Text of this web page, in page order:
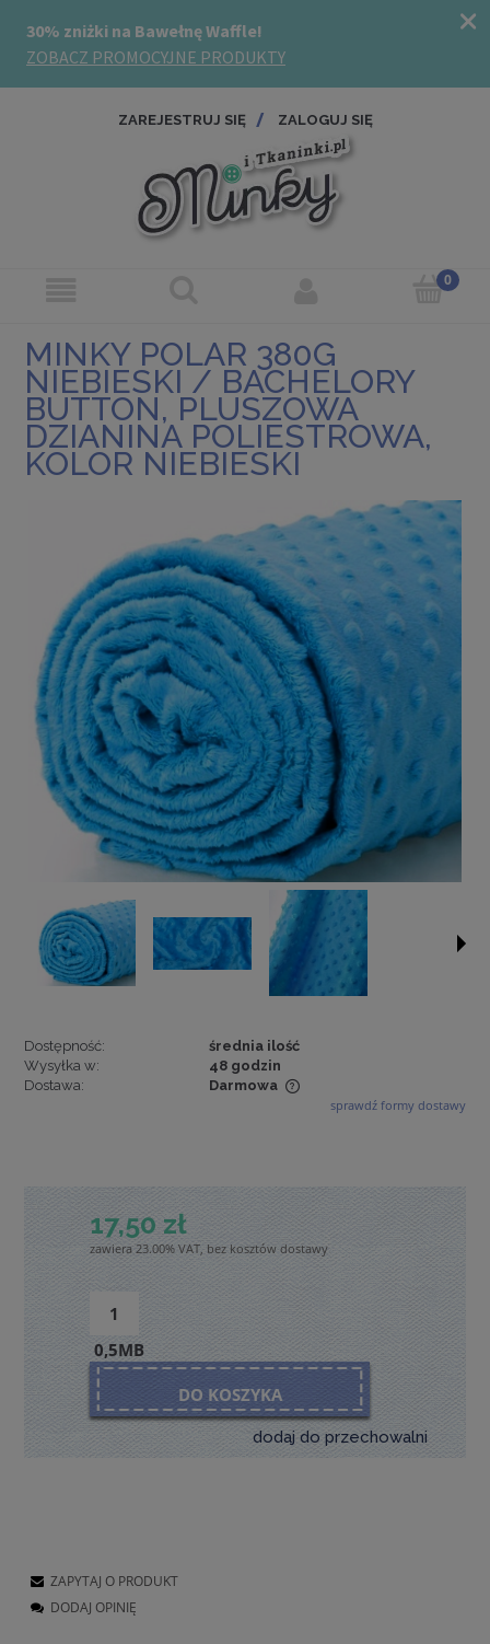
ZAREJESTRUJ SIĘ ZALOGUJ SIĘ
MINKY POLAR 380G
NIEBIESKI / BACHELORY
BUTTON, PLUSZOWA
DZIANINA POLIESTROWA,
KOLOR NIEBIESKI
Dostępność:
średnia ilość
Wysyłka w:
48 godzin
Dostawa:
Darmowa
Cena nie zawiera ewentualnych kosztów płatności
sprawdź formy dostawy
17,50 zł
zawiera 23.00% VAT, bez kosztów dostawy
0,5MB
DO KOSZYKA
dodaj do przechowalni
ZAPYTAJ O PRODUKT
DODAJ OPINIĘ